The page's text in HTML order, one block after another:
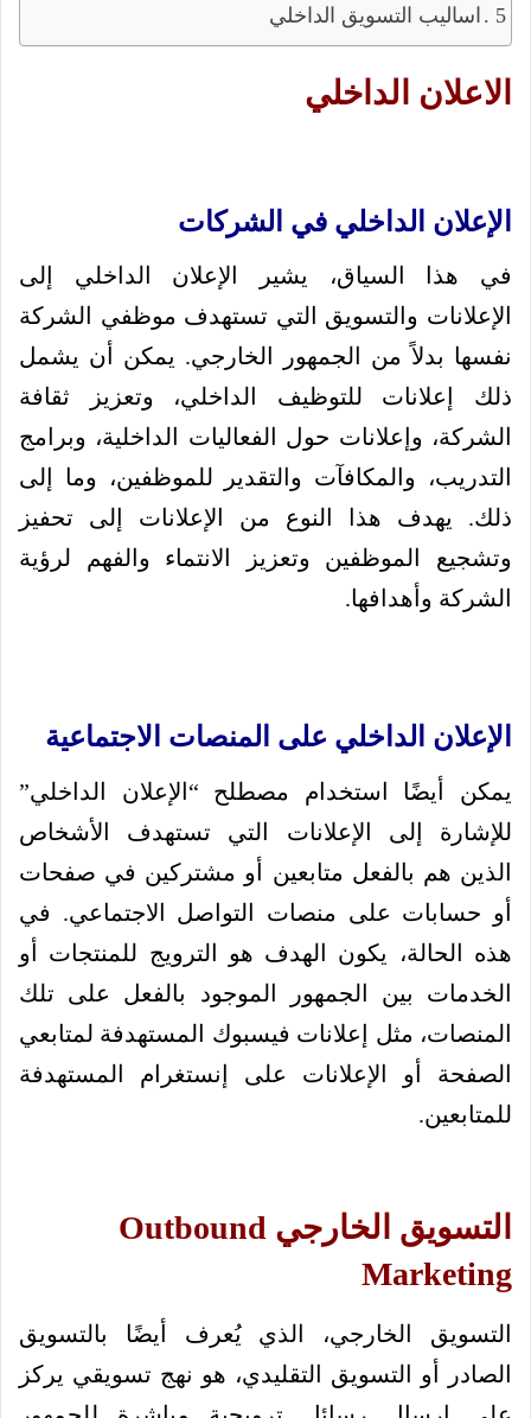
اساليب التسويق الداخلي
الاعلان الداخلي
الإعلان الداخلي في الشركات
في هذا السياق، يشير الإعلان الداخلي إلى
الإعلانات والتسويق التي تستهدف موظفي الشركة
نفسها بدلاً من الجمهور الخارجي. يمكن أن يشمل
ذلك إعلانات للتوظيف الداخلي، وتعزيز ثقافة
الشركة، وإعلانات حول الفعاليات الداخلية، وبرامج
التدريب، والمكافآت والتقدير للموظفين، وما إلى
ذلك. يهدف هذا النوع من الإعلانات إلى تحفيز
وتشجيع الموظفين وتعزيز الانتماء والفهم لرؤية
الشركة وأهدافها.
الإعلان الداخلي على المنصات الاجتماعية
يمكن أيضًا استخدام مصطلح “الإعلان الداخلي”
للإشارة إلى الإعلانات التي تستهدف الأشخاص
الذين هم بالفعل متابعين أو مشتركين في صفحات
أو حسابات على منصات التواصل الاجتماعي. في
هذه الحالة، يكون الهدف هو الترويج للمنتجات أو
الخدمات بين الجمهور الموجود بالفعل على تلك
المنصات، مثل إعلانات فيسبوك المستهدفة لمتابعي
الصفحة أو الإعلانات على إنستغرام المستهدفة
للمتابعين.
التسويق الخارجي Outbound
Marketing
التسويق الخارجي، الذي يُعرف أيضًا بالتسويق
الصادر أو التسويق التقليدي، هو نهج تسويقي يركز